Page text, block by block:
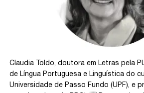
Claudia Toldo, doutora em Letras pela
de Língua Portuguesa e Linguística do
Universidade de Passo Fundo (UPF), e